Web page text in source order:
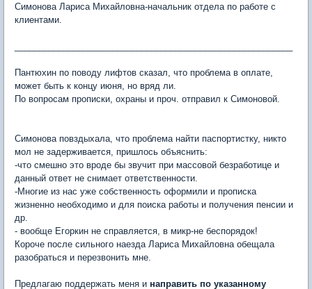
Симонова Лариса Михайловна-начальник отдела по работе с
клиентами.
Пантюхин по поводу лифтов сказал, что проблема в оплате,
может быть к концу июня, но вряд ли.
По вопросам прописки, охраны и проч. отправил к Симоновой.
Симонова повздыхала, что проблема найти паспортистку, никто
мол не задерживается, пришлось объяснить:
-что смешно это вроде бы звучит при массовой безработице и
данный ответ не снимает ответственности.
-Многие из нас уже собственность оформили и прописка
жизненно необходимо и для поиска работы и получения пенсии и
др.
- вообще Егоркин не справляется, в микр-не беспорядок!
Короче после сильного наезда Лариса Михайловна обещала
разобраться и перезвонить мне.
Предлагаю поддержать меня и направить по указанному